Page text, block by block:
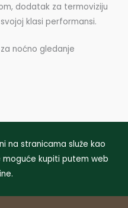
dodatak za termoviziju
klasi performansi.
noćno gledanje
na stranicama služe kao
kupiti putem web